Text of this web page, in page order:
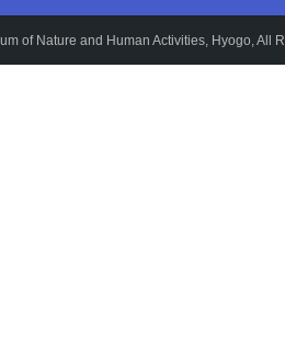
of Nature and Human Activities, Hyogo, All